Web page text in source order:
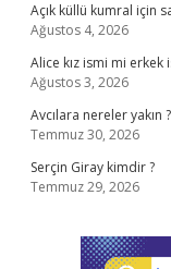
Açık küllü kumral için
Ağustos 4, 2026
Alice kız ismi mi erkek
Ağustos 3, 2026
Avcılara nereler yakın ?
Temmuz 30, 2026
Serçin Giray kimdir ?
Temmuz 29, 2026